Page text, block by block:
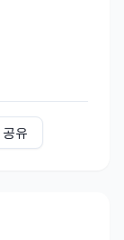
공유